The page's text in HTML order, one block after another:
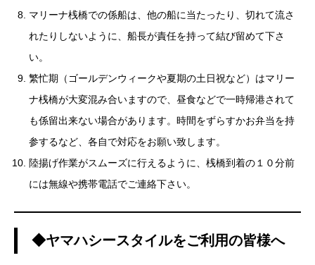
マリーナ桟橋での係船は、他の船に当たったり、切れて流さ
れたりしないように、船長が責任を持って結び留めて下さ
い。
繁忙期（ゴールデンウィークや夏期の土日祝など）はマリー
ナ桟橋が大変混み合いますので、昼食などで一時帰港されて
も係留出来ない場合があります。時間をずらすかお弁当を持
参するなど、各自で対応をお願い致します。
陸揚げ作業がスムーズに行えるように、桟橋到着の１０分前
には無線や携帯電話でご連絡下さい。
◆ヤマハシースタイルをご利用の皆様へ